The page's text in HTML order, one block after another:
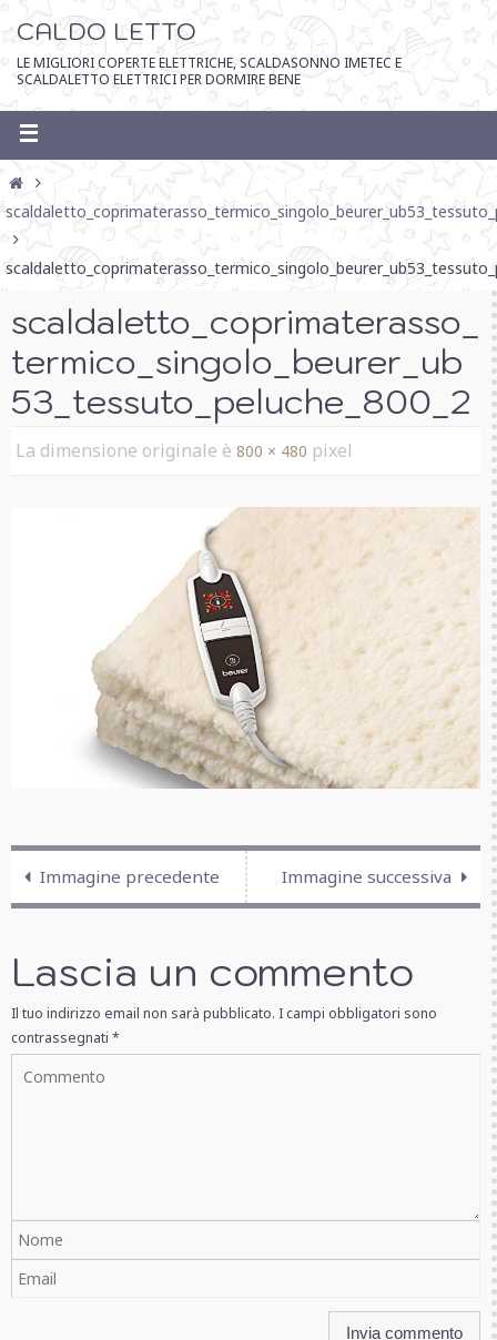
CALDO LETTO
LE MIGLIORI COPERTE ELETTRICHE, SCALDASONNO IMETEC E
SCALDALETTO ELETTRICI PER DORMIRE BENE
scaldaletto_coprimaterasso_
termico_singolo_beurer_ub
53_tessuto_peluche_800_2
La dimensione originale è 800 × 480 pixel
Immagine precedente Immagine successiva
Lascia un commento
Il tuo indirizzo email non sarà pubblicato. I campi obbligatori sono
contrassegnati *